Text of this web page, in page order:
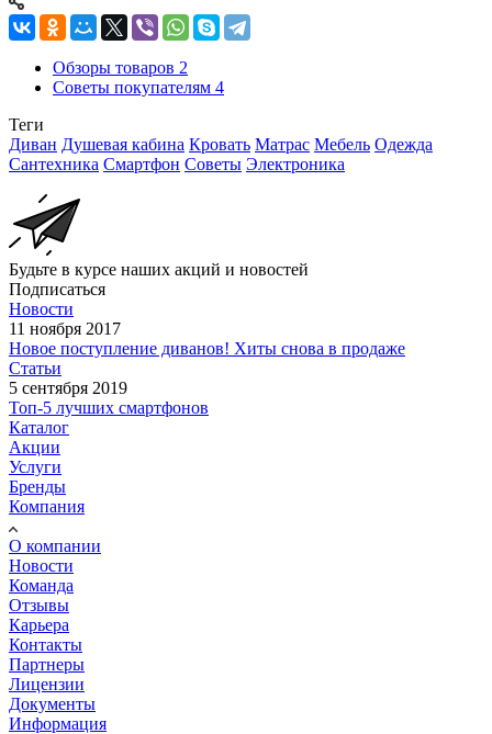
Обзоры товаров 2
Советы покупателям 4
Теги
Диван Душевая кабина Кровать Матрас Мебель Одежда
Сантехника Смартфон Советы Электроника
Будьте в курсе наших акций и новостей
Подписаться
Новости
11 ноября 2017
Новое поступление диванов! Хиты снова в продаже
Статьи
5 сентября 2019
Топ-5 лучших смартфонов
Каталог
Акции
Услуги
Бренды
Компания
О компании
Новости
Команда
Отзывы
Карьера
Контакты
Партнеры
Лицензии
Документы
Информация